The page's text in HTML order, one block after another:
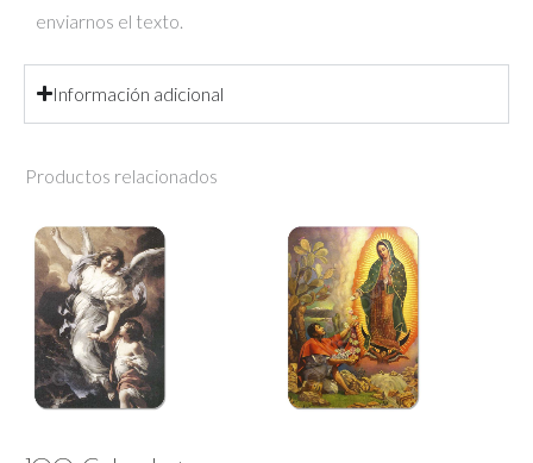
enviarnos el texto.
Información adicional
Productos relacionados